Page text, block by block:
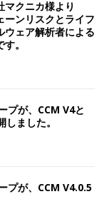
クニカ様より
ーンリスクとライフ
ウェア解析者による
。
プが、CCM V4と
ました。
プが、CCM V4.0.5